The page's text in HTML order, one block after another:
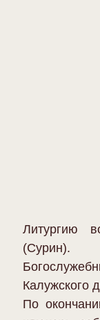
Литургию
(Сурин).
Калужского
По